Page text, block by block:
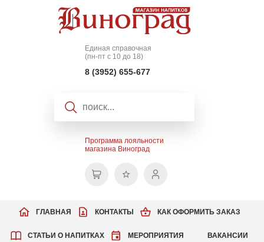
Единая справочная
(пн-пт с 10 до 18)
8 (3952) 655-677
Программа лояльности
магазина Виноград
КАК ОФОРМИТЬ ЗАКАЗ
СТАТЬИ О НАПИТКАХ МЕРОПРИЯТИЯ ВАКАНСИИ
ГЛАВНАЯ КОНТАКТЫ